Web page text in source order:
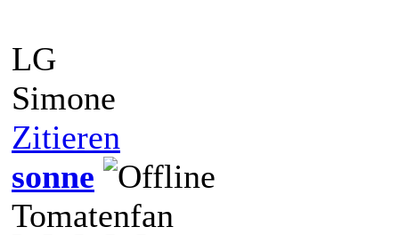
LG
Simone
Zitieren
sonne
Tomatenfan